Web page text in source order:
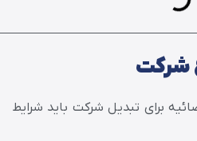
شرکت
برای تبدیل شرکت باید شرایط